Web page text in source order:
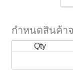
กำหนดสินค้า
Qty